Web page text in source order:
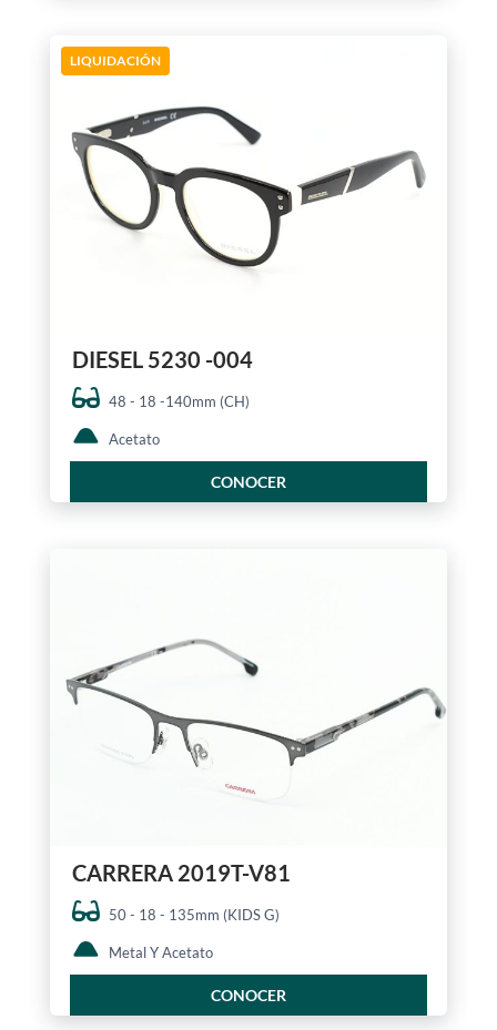
LIQUIDACIÓN
DIESEL 5230 -004
48 - 18 -140mm (CH)
Acetato
CONOCER
CARRERA 2019T-V81
50 - 18 - 135mm (KIDS G)
Metal Y Acetato
CONOCER